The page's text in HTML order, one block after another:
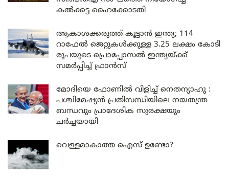
കൽക്കട്ട ഹൈക്കോടതി
ആകാശക്കരുത്ത് കൂട്ടാൻ ഇന്ത്യ; 114
റാഫേൽ ജെറ്റുകൾക്കുള്ള 3.25 ലക്ഷം കോടി
രൂപയുടെ പ്രൊപ്പോസൽ ഇന്ത്യയ്ക്ക്
സമർപ്പിച്ച് ഫ്രാൻസ്
മോദിയെ ഫോണിൽ വിളിച്ച് നെതന്യാഹു :
പശ്ചിമേഷ്യൻ പ്രതിസന്ധിയിലെ നയതന്ത്ര
ബന്ധവും പ്രാദേശിക സുരക്ഷയും
ചർച്ചയായി
വെള്ളമാകാത്ത ഐസ് ഉണ്ടോ?